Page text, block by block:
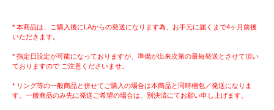
* 本商品は、ご購入後にLAからの発送になります為、お手元に届くまで4ヶ月前後
いただきます。
* 指定日設定が可能になっておりますが、準備が出来次第の最短発送とさせて頂い
ておりますので ご注意くださいませ。
* リング等の一般商品と併せてご購入の場合は本商品と同時梱包／発送になりま
す。一般商品のみ先に発送ご希望の場合は、別決済にてお願い申し上げます。